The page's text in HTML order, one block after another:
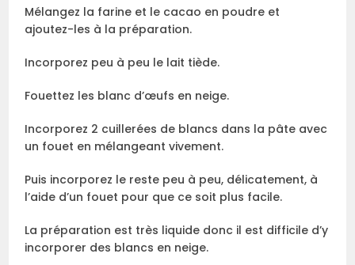
Mélangez la farine et le cacao en poudre et
ajoutez-les à la préparation.
Incorporez peu à peu le lait tiède.
Fouettez les blanc d’œufs en neige.
Incorporez 2 cuillerées de blancs dans la pâte avec
un fouet en mélangeant vivement.
Puis incorporez le reste peu à peu, délicatement, à
l’aide d’un fouet pour que ce soit plus facile.
La préparation est très liquide donc il est difficile d’y
incorporer des blancs en neige.